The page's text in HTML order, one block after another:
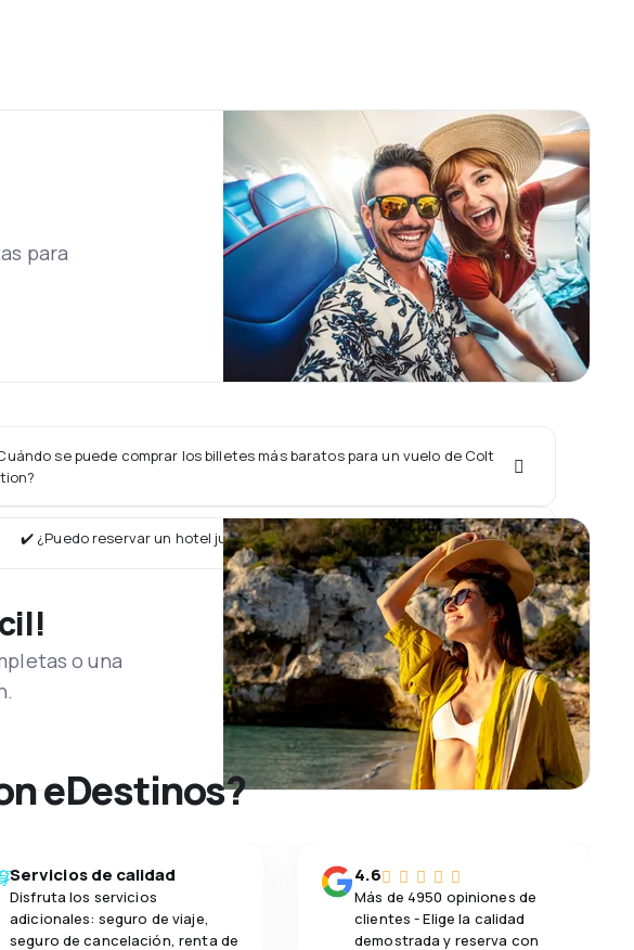
para
se puede comprar los billetes más baratos para un vuelo de Colt
✔️ ¿Puedo reservar un hotel junto con un vuelo de Colt Aviation?
o una
eDestinos?
Servicios de calidad
Disfruta los servicios
adicionales: seguro de viaje,
seguro de cancelación, renta de
4.6
Más de 4950 opiniones de
clientes - Elige la calidad
demostrada y reserva con